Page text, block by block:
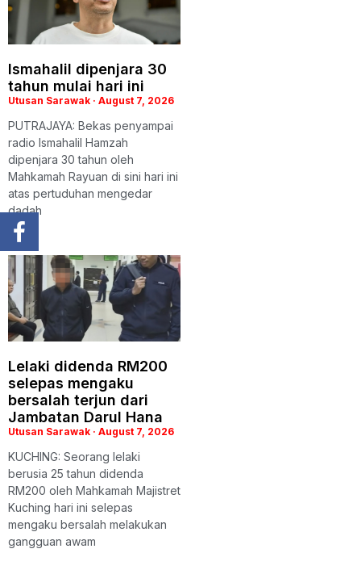
Ismahalil dipenjara 30
tahun mulai hari ini
Utusan Sarawak August 7, 2026
PUTRAJAYA: Bekas penyampai
radio Ismahalil Hamzah
dipenjara 30 tahun oleh
Mahkamah Rayuan di sini hari ini
atas pertuduhan mengedar
dadah
Lelaki didenda RM200
selepas mengaku
bersalah terjun dari
Jambatan Darul Hana
Utusan Sarawak August 7, 2026
KUCHING: Seorang lelaki
berusia 25 tahun didenda
RM200 oleh Mahkamah Majistret
Kuching hari ini selepas
mengaku bersalah melakukan
gangguan awam